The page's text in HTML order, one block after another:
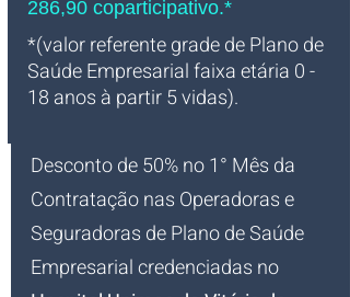
286,90 coparticipativo.*
*(valor referente grade de Plano de
Saúde Empresarial faixa etária 0 -
18 anos à partir 5 vidas).
Desconto de 50% no 1° Mês da
Contratação nas Operadoras e
Seguradoras de Plano de Saúde
Empresarial credenciadas no